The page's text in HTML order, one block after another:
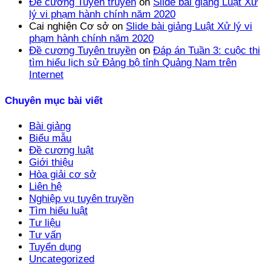
lý vi phạm hành chính năm 2020
Cai nghiện Cơ sở on Slide bài giảng Luật Xử lý vi
phạm hành chính năm 2020
Đề cương Tuyên truyền on Đáp án Tuần 3: cuộc thi
tìm hiểu lịch sử Đảng bộ tỉnh Quảng Nam trên
Internet
Chuyên mục bài viết
Bài giảng
Biểu mẫu
Đề cương luật
Giới thiệu
Hòa giải cơ sở
Liên hệ
Nghiệp vụ tuyên truyền
Tìm hiểu luật
Tư liệu
Tư vấn
Tuyển dụng
Uncategorized